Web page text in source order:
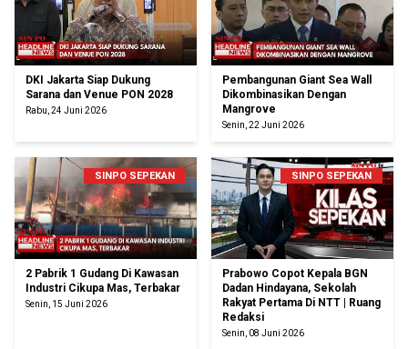
DKI Jakarta Siap Dukung
Sarana dan Venue PON 2028
Rabu, 24 Juni 2026
Pembangunan Giant Sea Wall
Dikombinasikan Dengan
Mangrove
Senin, 22 Juni 2026
SINPO SEPEKAN
2 Pabrik 1 Gudang Di Kawasan
Industri Cikupa Mas, Terbakar
Senin, 15 Juni 2026
SINPO SEPEKAN
Prabowo Copot Kepala BGN
Dadan Hindayana, Sekolah
Rakyat Pertama Di NTT | Ruang
Redaksi
Senin, 08 Juni 2026